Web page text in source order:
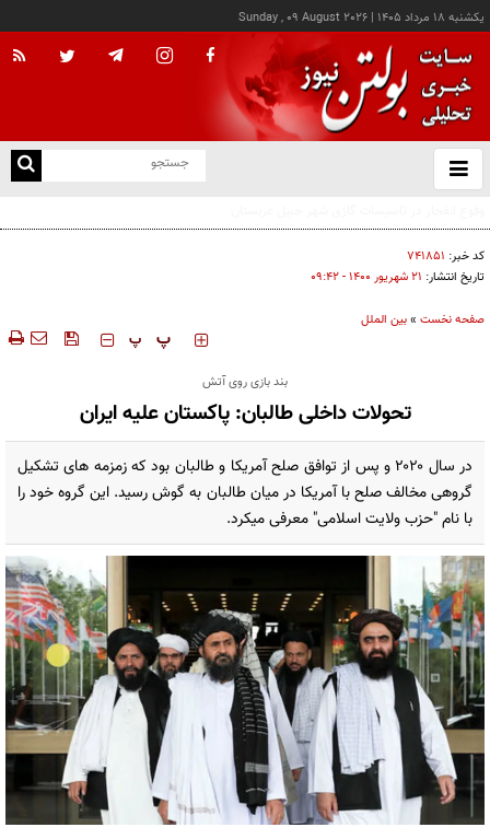
يکشنبه ۱۸ مرداد ۱۴۰۵ |
Sunday , 09 August 2026
باز
و
کد خبر: ۷۴۱۸۵۱
تاریخ انتشار: ۲۱ شهريور ۱۴۰۰ - ۰۹:۴۲
صفحه نخست »بین الملل
‍‍‍ پ پ
بند بازی روی آتش
تحولات داخلی طالبان: پاکستان علیه ایران
در سال ۲۰۲۰ و پس از توافق صلح آمریکا و طالبان بود که زمزمه های تشکیل
گروهی مخالف صلح با آمریکا در میان طالبان به گوش رسید. این گروه خود را
با نام "حزب ولایت اسلامی" معرفی میکرد.